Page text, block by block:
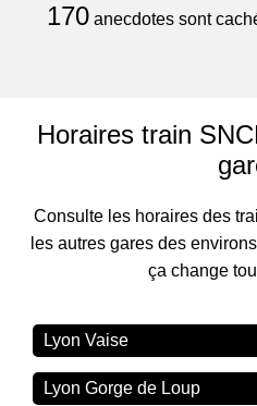
170anecdotes sont
Horaires train
Consulte les horaires des
les autres gares des
ça change
Lyon Vaise
Lyon Gorge de Loup